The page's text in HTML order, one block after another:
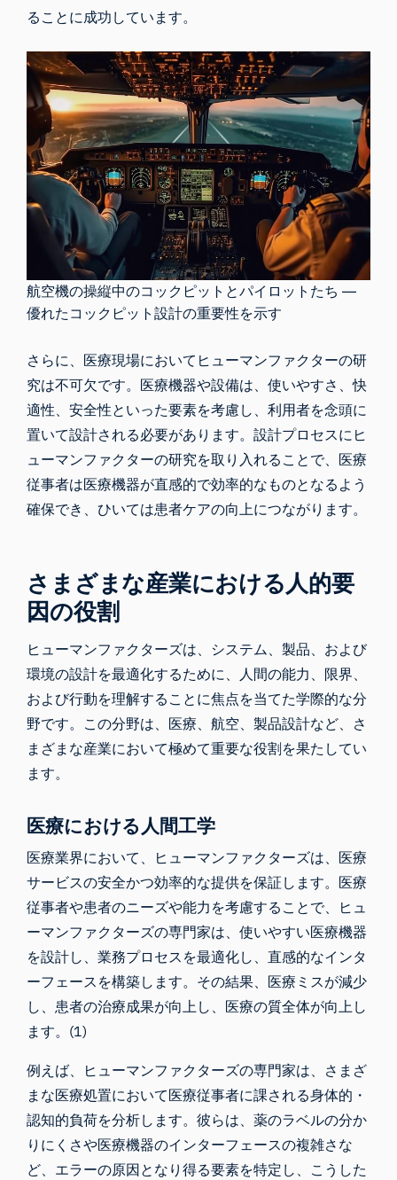
ることに成功しています。
航空機の操縦中のコックピットとパイロットたち ―
優れたコックピット設計の重要性を示す
さらに、医療現場においてヒューマンファクターの研
究は不可欠です。医療機器や設備は、使いやすさ、快
適性、安全性といった要素を考慮し、利用者を念頭に
置いて設計される必要があります。設計プロセスにヒ
ューマンファクターの研究を取り入れることで、医療
従事者は医療機器が直感的で効率的なものとなるよう
確保でき、ひいては患者ケアの向上につながります。
さまざまな産業における人的要
因の役割
ヒューマンファクターズは、システム、製品、および
環境の設計を最適化するために、人間の能力、限界、
および行動を理解することに焦点を当てた学際的な分
野です。この分野は、医療、航空、製品設計など、さ
まざまな産業において極めて重要な役割を果たしてい
ます。
医療における人間工学
医療業界において、ヒューマンファクターズは、医療
サービスの安全かつ効率的な提供を保証します。医療
従事者や患者のニーズや能力を考慮することで、ヒュ
ーマンファクターズの専門家は、使いやすい医療機器
を設計し、業務プロセスを最適化し、直感的なインタ
ーフェースを構築します。その結果、医療ミスが減少
し、患者の治療成果が向上し、医療の質全体が向上し
ます。(1)
例えば、ヒューマンファクターズの専門家は、さまざ
まな医療処置において医療従事者に課される身体的・
認知的負荷を分析します。彼らは、薬のラベルの分か
りにくさや医療機器のインターフェースの複雑さな
ど、エラーの原因となり得る要素を特定し、こうした